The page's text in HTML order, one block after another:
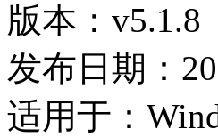
版本：v5.1.8
发布日期：
适用于：